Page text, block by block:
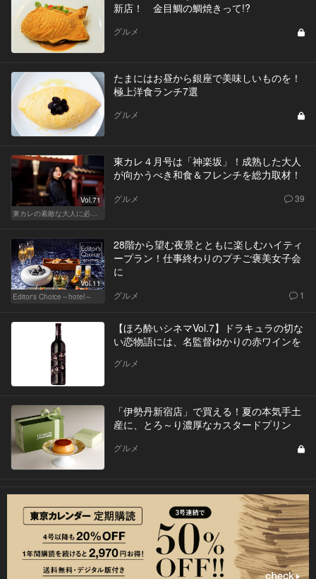
新店！ 金目鯛の鯛焼きって!?
グルメ
たまにはお昼から銀座で美味しいものを！
極上洋食ランチ7選
グルメ
Vol.71
東カレの素敵な大人に必要なこと
東カレ４月号は「神楽坂」！成熟した大人
が向かうべき和食＆フレンチを総力取材！
グルメ 39
Vol.11
Editor's Choice～hotel～
28階から望む夜景とともに楽しむハイティ
ープラン！仕事終わりのプチご褒美女子会
に
グルメ 1
【ほろ酔いシネマVol.7】ドラキュラの切な
い恋物語には、名監督ゆかりの赤ワインを
グルメ
「伊勢丹新宿店」で買える！夏の本気手土
産に、とろ～り濃厚なカスタードプリン
グルメ